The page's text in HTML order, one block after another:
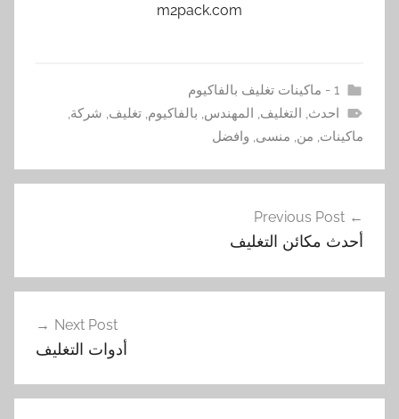
m2pack.com
1 - ماكينات تغليف بالفاكيوم
احدث, التغليف, المهندس, بالفاكيوم,تغليف, شركة,
ماكينات, من, منسى, وافضل
المقالات
Previous Post
أحدث مكائن التغليف
Next Post
أدوات التغليف